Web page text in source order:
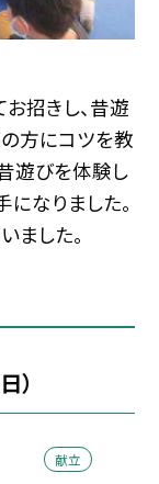
招きし、昔遊
方にコツを教
遊びを体験し
なりました。
ました。
）
献立